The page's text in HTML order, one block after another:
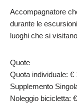
Accompagnatore
durante le
luoghi che si
Quote
Quota individuale: €
Supplemento
Noleggio bicicletta: